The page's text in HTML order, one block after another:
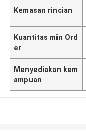
Kemasan rincian
Kuantitas min Ord
er
Menyediakan kem
ampuan